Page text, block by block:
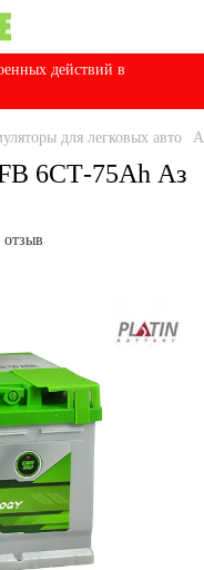
действий в
для легковых авто
6СТ-75Ah Аз
отзыв